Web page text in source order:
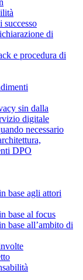
successo
di
e procedura di
sin dalla
digitale
necessario
DPO
base agli attori
base al focus
base all’ambito di